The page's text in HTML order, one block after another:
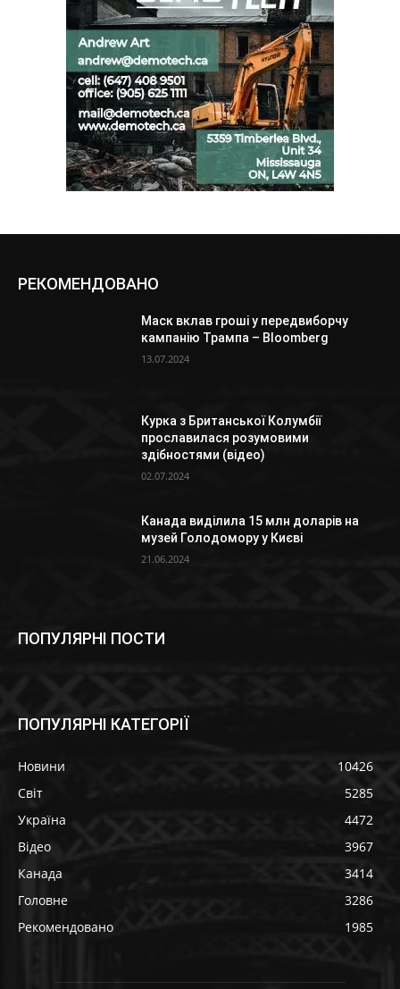
РЕКОМЕНДОВАНО
Маск вклав гроші у передвиборчу
кампанію Трампа – Bloomberg
13.07.2024
Курка з Британської Колумбії
прославилася розумовими
здібностями (відео)
02.07.2024
Канада виділила 15 млн доларів на
музей Голодомору у Києві
21.06.2024
ПОПУЛЯРНІ ПОСТИ
ПОПУЛЯРНІ КАТЕГОРІЇ
Новини
10426
Світ
5285
Україна
4472
Відео
3967
Канада
3414
Головне
3286
Рекомендовано
1985